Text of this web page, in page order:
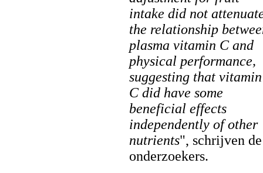
intake did not
the relationship
plasma vitamin C and
physical performance,
suggesting that vitamin
C did have some
beneficial effects
independently of other
nutrients", schrijven de
onderzoekers.